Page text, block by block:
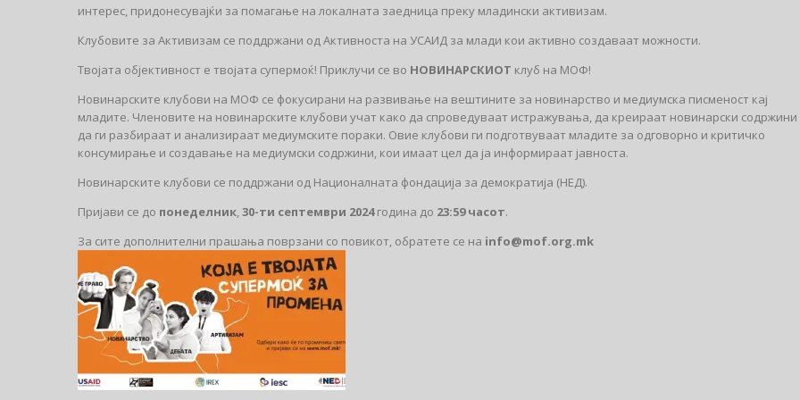
интерес, придонесувајќи за помагање на локалната заедница преку младински активизам.
Клубовите за Активизам се поддржани од Активноста на УСАИД за млади кои активно создаваат можности.
Твојата објективност е твојата супермоќ! Приклучи се во НОВИНАРСКИОТ клуб на МОФ!
Новинарските клубови на МОФ се фокусирани на развивање на вештините за новинарство и медиумска писменост кај
младите. Членовите на новинарските клубови учат како да спроведуваат истражувања, да креираат новинарски содржини
да ги разбираат и анализираат медиумските пораки. Овие клубови ги подготвуваат младите за одговорно и критичко
консумирање и создавање на медиумски содржини, кои имаат цел да ја информираат јавноста.
Новинарските клубови се поддржани од Националната фондација за демократија (НЕД).
Пријави се до понеделник,30-ти септември 2024година до 23:59 часот.
За сите дополнителни прашања поврзани со повикот, обратете се на info@mof.org.mk